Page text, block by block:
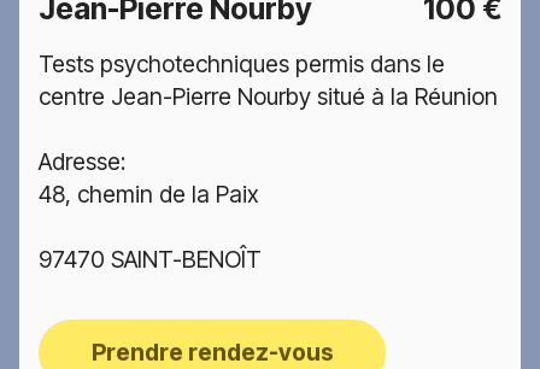
Jean-Pierre Nourby 100 €
Tests psychotechniques permis dans le
centre Jean-Pierre Nourby situé à la Réunion
Adresse:
48, chemin de la Paix
97470 SAINT-BENOÎT
Prendre rendez-vous